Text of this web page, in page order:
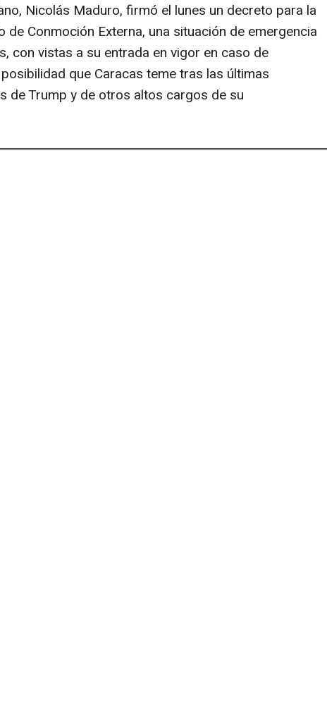
Nicolás Maduro, firmó el lunes un decreto para la
de Conmoción Externa, una situación de emergencia
con vistas a su entrada en vigor en caso de
que Caracas teme tras las últimas
de Trump y de otros altos cargos de su